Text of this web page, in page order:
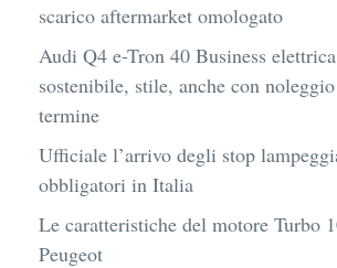
scarico aftermarket omologato
Audi Q4 e-Tron 40 Business
sostenibile, stile, anche con
termine
Ufficiale l’arrivo degli stop
obbligatori in Italia
Le caratteristiche del motore Turbo
Peugeot